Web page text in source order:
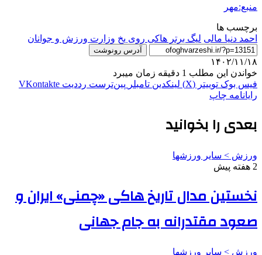
منبع:مهر
برچسب ها
احمد دنیا مالی لیگ برتر هاکی روی یخ وزارت ورزش و جوانان
آدرس رونوشت
۱۴۰۲/۱۱/۱۸
خواندن این مطلب 1 دقیقه زمان میبرد
فیس بوک توییتر (X) لینکدین ‫تامبلر ‫پین‌ترست ‫رددیت ‫VKontakte
رایانامه چاپ
بعدی را بخوانید
ورزش > سایر ورزشها
2 هفته پیش
نخستین مدال تاریخ هاکی «چمنی» ایران و
صعود مقتدرانه به جام جهانی
ورزش > سایر ورزشها